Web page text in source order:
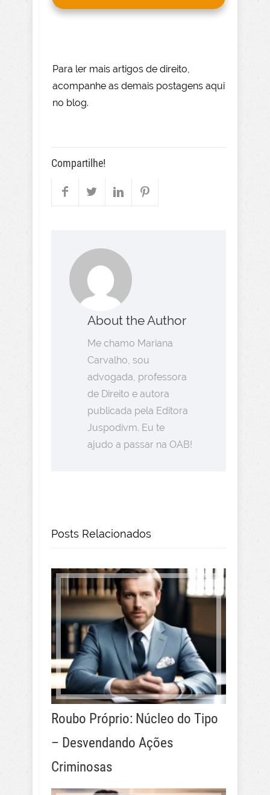
Para ler mais artigos de direito,
acompanhe as demais postagens aqui
no blog.
Compartilhe!
About the Author
Me chamo Mariana
Carvalho, sou
advogada, professora
de Direito e autora
publicada pela Editora
Juspodivm. Eu te
ajudo a passar na OAB!
Posts Relacionados
Roubo Próprio: Núcleo do Tipo
– Desvendando Ações
Criminosas